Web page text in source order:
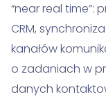
“near real time”:
CRM,
kanałów
o zadaniach w
danych